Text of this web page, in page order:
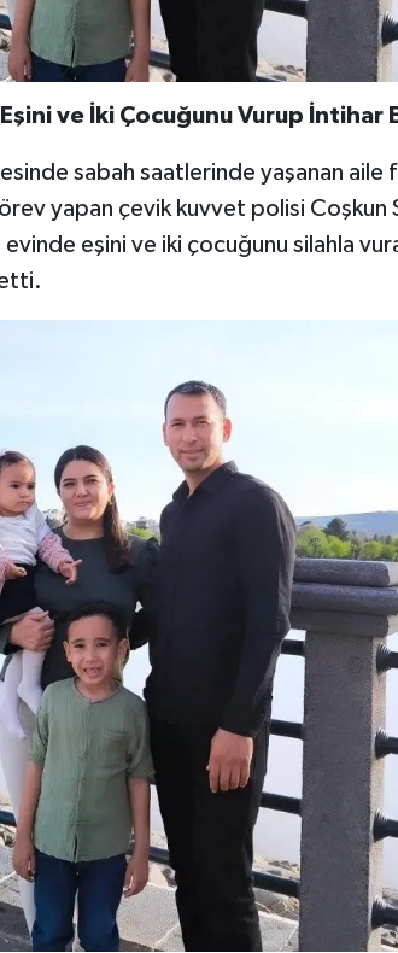
ve İki Çocuğunu Vurup İntihar
sabah saatlerinde yaşanan aile
yapan çevik kuvvet polisi Coşkun
eşini ve iki çocuğunu silahla
etti.